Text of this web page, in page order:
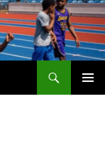
LE CLUB OU L'IMPOSSIBLE N'EST QU'UN OBJECTIF PLUS HAUT QUE LES AUTRES